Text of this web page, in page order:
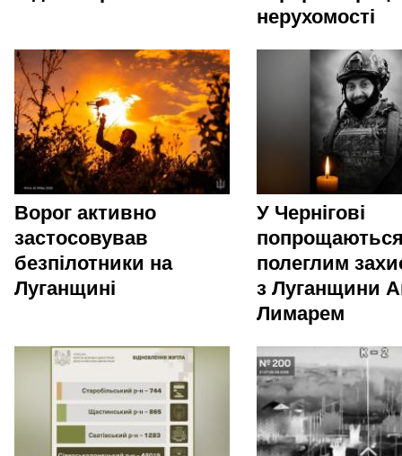
нерухомості
Ворог активно
застосовував
безпілотники на
Луганщині
У Чернігові
полеглим
з Луганщини
Лимарем